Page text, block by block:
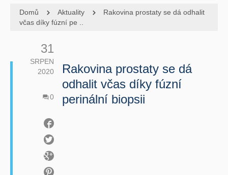
Domů Aktuality
Rakovina prostaty se dá odhalit
včas díky fúzní pe ..
31
SRPEN
2020
0
Rakovina prostaty se dá
odhalit včas díky fúzní
perinální biopsii